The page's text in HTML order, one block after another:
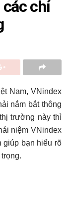
các chỉ
Nam, VNindex
nắm bắt thông
trường này thì
niệm VNindex
giúp bạn hiểu rõ